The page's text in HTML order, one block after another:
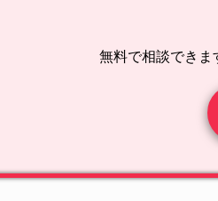
無料で相談できま